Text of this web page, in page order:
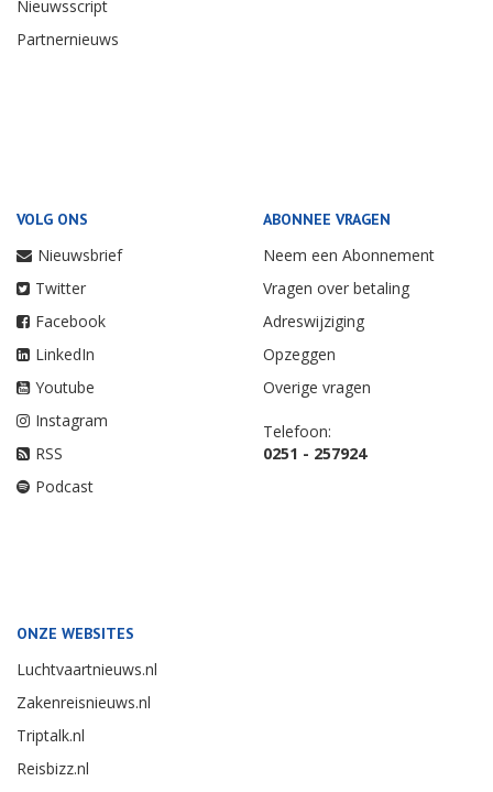
Nieuwsscript
Partnernieuws
VOLG ONS
Nieuwsbrief
Twitter
Facebook
LinkedIn
Youtube
Instagram
RSS
Podcast
ABONNEE VRAGEN
Neem een Abonnement
Vragen over betaling
Adreswijziging
Opzeggen
Overige vragen
Telefoon:
0251 - 257924
ONZE WEBSITES
Luchtvaartnieuws.nl
Zakenreisnieuws.nl
Triptalk.nl
Reisbizz.nl